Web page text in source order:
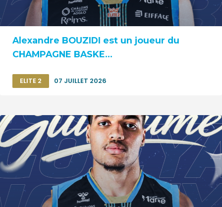
Alexandre BOUZIDI est un joueur du
CHAMPAGNE BASKE...
ELITE 2 07 JUILLET 2026